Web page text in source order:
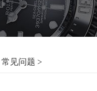
常见问题 >